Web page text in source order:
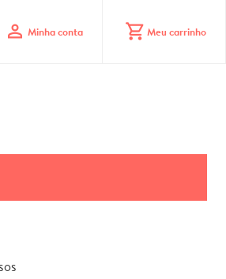
profile Minha conta shopping_cart Meu carrinho